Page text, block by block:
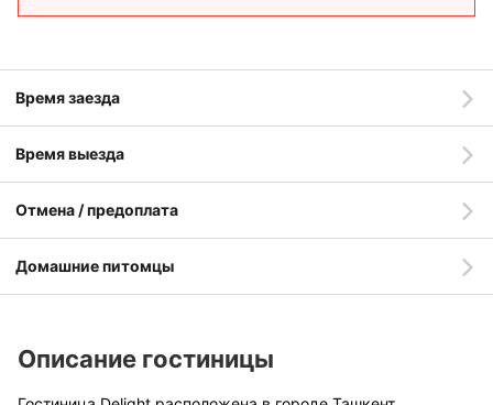
Время заезда
Время выезда
Отмена / предоплата
Домашние питомцы
Описание гостиницы